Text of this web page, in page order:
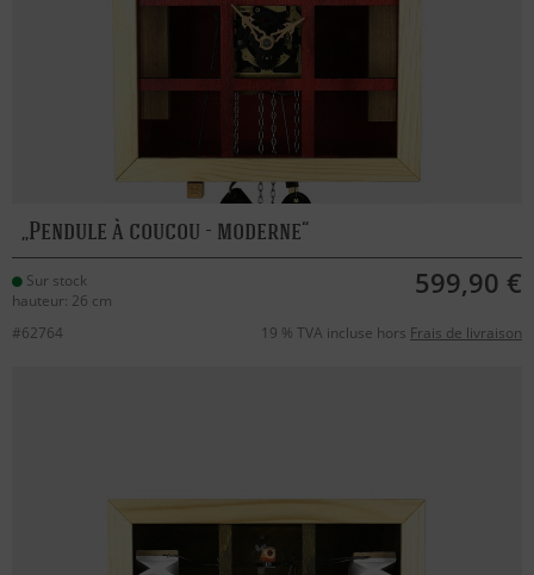
Pendule à coucou - moderne
Sur stock
hauteur: 26 cm
599,90 €
#62764 19 % TVA incluse hors Frais de livraison